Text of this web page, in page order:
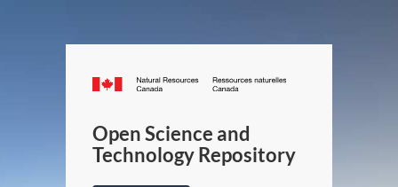
Canada.ca
/
Canada
Open Science and
Technology Repository